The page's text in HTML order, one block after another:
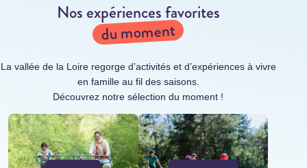
Nos expériences favorites
du moment
La vallée de la Loire regorge d’activités et d’expériences à vivre
en famille au fil des saisons.
Découvrez notre sélection du moment !